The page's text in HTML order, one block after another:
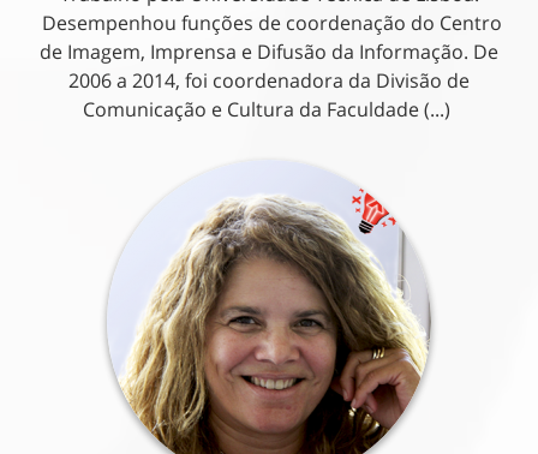
Desempenhou funções de coordenação do Centro
de Imagem, Imprensa e Difusão da Informação. De
2006 a 2014, foi coordenadora da Divisão de
Comunicação e Cultura da Faculdade (...)